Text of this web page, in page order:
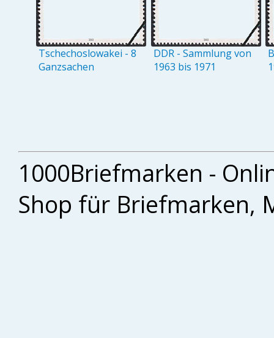
Tschechoslowakei - 8
Ganzsachen
DDR - Sammlung von
1963 bis 1971
1000Briefmarken -
Shop für Briefmarken,